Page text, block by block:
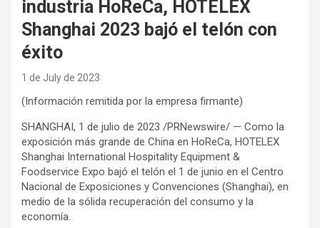
industria HoReCa, HOTELEX
Shanghai 2023 bajó el telón con
éxito
1 de July de 2023
(Información remitida por la empresa firmante)
SHANGHAI, 1 de julio de 2023 /PRNewswire/ — Como la
exposición más grande de China en HoReCa, HOTELEX
Shanghai International Hospitality Equipment &
Foodservice Expo bajó el telón el 1 de junio en el Centro
Nacional de Exposiciones y Convenciones (Shanghai), en
medio de la sólida recuperación del consumo y la
economía.